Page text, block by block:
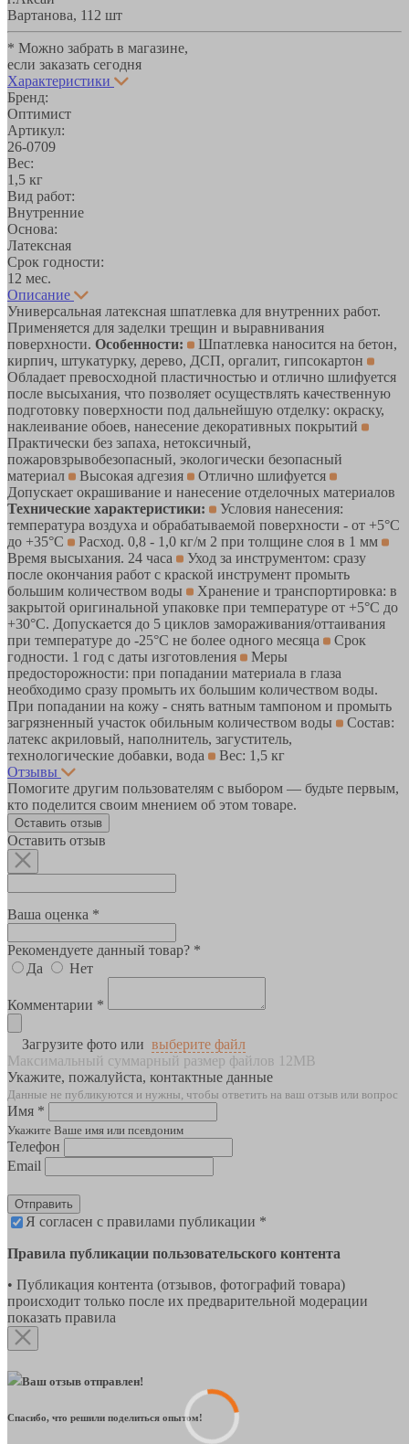
Вартанова, 11 2 шт
* Можно забрать в магазине,
если заказать сегодня
Характеристики
Бренд:
Оптимист
Артикул:
26-0709
Вес:
1,5 кг
Вид работ:
Внутренние
Основа:
Латексная
Срок годности:
12 мес.
Описание
Универсальная латексная шпатлевка для внутренних работ.
Применяется для заделки трещин и выравнивания
поверхности. Особенности:
Шпатлевка наносится на бетон,
кирпич, штукатурку, дерево, ДСП, оргалит, гипсокартон
Обладает превосходной пластичностью и отлично шлифуется
после высыхания, что позволяет осуществлять качественную
подготовку поверхности под дальнейшую отделку: окраску,
наклеивание обоев, нанесение декоративных покрытий
Практически без запаха, нетоксичный,
пожаровзрывобезопасный, экологически безопасный
материал
Высокая адгезия
Отлично шлифуется
Допускает окрашивание и нанесение отделочных материалов
Технические характеристики:
Условия нанесения:
температура воздуха и обрабатываемой поверхности - от +5°С
до +35°С
Расход. 0,8 - 1,0 кг/м 2 при толщине слоя в 1 мм
Время высыхания. 24 часа
Уход за инструментом: сразу
после окончания работ с краской инструмент промыть
большим количеством воды
Хранение и транспортировка: в
закрытой оригинальной упаковке при температуре от +5°С до
+30°С. Допускается до 5 циклов замораживания/оттаивания
при температуре до -25°С не более одного месяца
Срок
годности. 1 год с даты изготовления
Меры
предосторожности: при попадании материала в глаза
необходимо сразу промыть их большим количеством воды.
При попадании на кожу - снять ватным тампоном и промыть
загрязненный участок обильным количеством воды
Состав:
латекс акриловый, наполнитель, загуститель,
технологические добавки, вода
Вес: 1,5 кг
Отзывы
Помогите другим пользователям с выбором — будьте первым,
кто поделится своим мнением об этом товаре.
Оставить отзыв
Оставить отзыв
Ваша оценка *
Рекомендуете данный товар? *
Да
Нет
Комментарии *
Загрузите фото или выберите файл
Максимальный суммарный размер файлов 12MB
Укажите, пожалуйста, контактные данные
Данные не публикуются и нужны, чтобы ответить на ваш отзыв или вопрос
Имя *
Укажите Ваше имя или псевдоним
Телефон
Email
Отправить
Я согласен с правилами публикации *
Правила публикации пользовательского контента
• Публикация контента (отзывов, фотографий товара)
происходит только после их предварительной модерации
показать правила
Ваш отзыв отправлен!
Спасибо, что решили поделиться опытом!